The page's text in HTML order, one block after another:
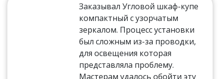
Заказывал Угловой шкаф-купе
компактный с узорчатым
зеркалом. Процесс установки
был сложным из-за проводки,
для освещения которая
представляла проблему.
Мастерам удалось обойти эту